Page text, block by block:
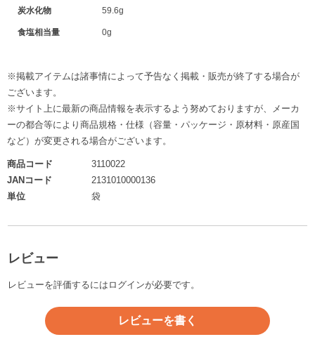
商品コード
3110022
JANコード
2131010000136
単位 袋
炭水化物 59.6g
食塩相当量 0g
※掲載アイテムは諸事情によって予告なく掲載・販売が終了する場合が
ございます。
※サイト上に最新の商品情報を表示するよう努めておりますが、メーカ
ーの都合等により商品規格・仕様（容量・パッケージ・原材料・原産国
など）が変更される場合がございます。
レビュー
レビューを評価するには ログインが必要です。
レビューを書く